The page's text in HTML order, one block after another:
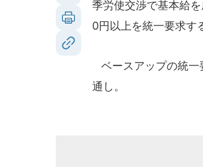
季労使交渉で基本給
0円以上を統一要求す
ベースアップの統一
通し。